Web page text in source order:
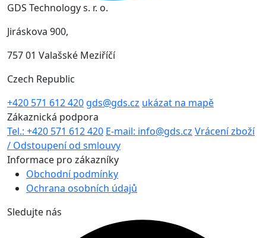
GDS Technology s. r. o.
Jiráskova 900,
757 01 Valašské Meziříčí
Czech Republic
+420 571 612 420 gds@gds.cz ukázat na mapě
Zákaznická podpora
Tel.: +420 571 612 420 E-mail: info@gds.cz Vrácení zboží
/ Odstoupení od smlouvy
Informace pro zákazníky
Obchodní podmínky
Ochrana osobních údajů
Sledujte nás